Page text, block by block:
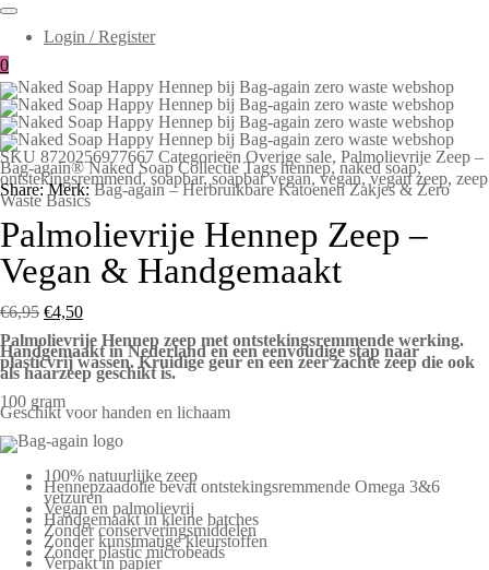
Login / Register
0
SKU 8720256977667 Categorieën Overige sale, Palmolievrije Zeep –
Bag-again® Naked Soap Collectie Tags hennep, naked soap,
ontstekingsremmend,soapbar,soapbar vegan,vegan,vegan zeep, zeep
Share: Merk:Bag-again – Herbruikbare Katoenen Zakjes & Zero
Waste Basics
Palmolievrije Hennep Zeep –
Vegan & Handgemaakt
€6,95 €4,50
Palmolievrije Hennep zeep met ontstekingsremmende werking.
Handgemaakt in Nederland en een eenvoudige stap naar
plasticvrij wassen. Kruidige geur en een zeer zachte zeep die ook
als haarzeep geschikt is.
100 gram
Geschikt voor handen en lichaam
100% natuurlijke zeep
Hennepzaadolie bevat ontstekingsremmende Omega 3&6
vetzuren
Vegan en palmolievrij
Handgemaakt in kleine batches
Zonder conserveringsmiddelen
Zonder kunstmatige kleurstoffen
Zonder plastic microbeads
Verpakt in papier